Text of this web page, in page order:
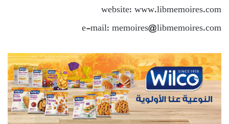
website: www.libmemoires.com
e-mail: memoires@libmemoires.com